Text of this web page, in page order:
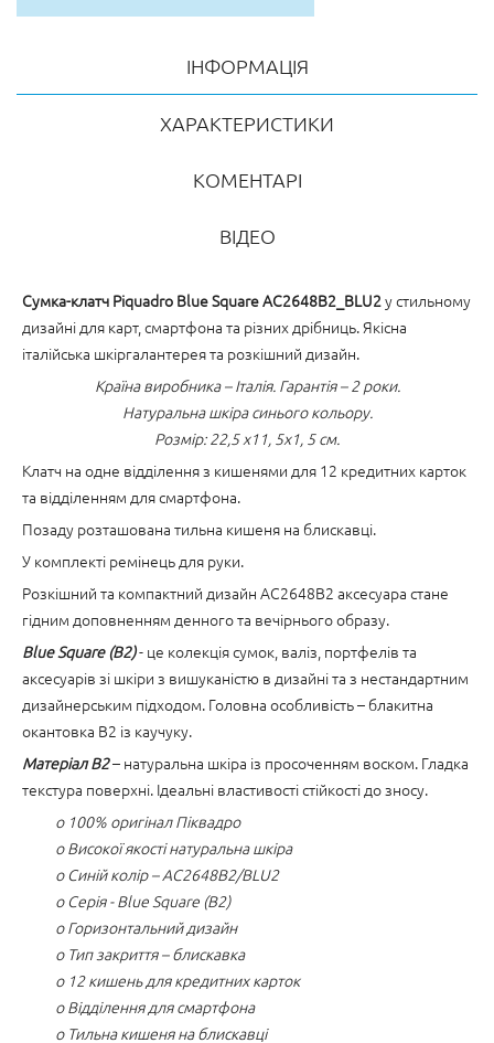
ІНФОРМАЦІЯ
ХАРАКТЕРИСТИКИ
КОМЕНТАРІ
ВІДЕО
Сумка-клатч Piquadro Blue Square AC2648B2_BLU2у стильному
дизайні для карт, смартфона та різних дрібниць. Якісна
італійська шкіргалантерея та розкішний дизайн.
Країна виробника – Італія. Гарантія – 2 роки.
Натуральна шкіра синього кольору.
Розмір: 22,5 x11, 5x1, 5 см.
Клатч на одне відділення з кишенями для 12 кредитних карток
та відділенням для смартфона.
Позаду розташована тильна кишеня на блискавці.
У комплекті ремінець для руки.
Розкішний та компактний дизайн AC2648B2 аксесуара стане
гідним доповненням денного та вечірнього образу.
Blue Square (B2)- це колекція сумок, валіз, портфелів та
аксесуарів зі шкіри з вишуканістю в дизайні та з нестандартним
дизайнерським підходом. Головна особливість – блакитна
окантовка B2 із каучуку.
Матеріал B2– натуральна шкіра із просоченням воском. Гладка
текстура поверхні. Ідеальні властивості стійкості до зносу.
o 100% оригінал Піквадро
o Високої якості натуральна шкіра
o Синій колір – AC2648B2/BLU2
o Серія - Blue Square (B2)
o Горизонтальний дизайн
o Тип закриття – блискавка
o 12 кишень для кредитних карток
o Відділення для смартфона
o Тильна кишеня на блискавці